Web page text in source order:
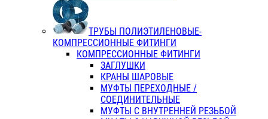
ТРУБЫ ПОЛИЭТИЛЕНОВЫЕ-
КОМПРЕССИОННЫЕ ФИТИНГИ
КОМПРЕССИОННЫЕ ФИТИНГИ
ЗАГЛУШКИ
КРАНЫ ШАРОВЫЕ
МУФТЫ ПЕРЕХОДНЫЕ /
СОЕДИНИТЕЛЬНЫЕ
МУФТЫ С ВНУТРЕННЕЙ РЕЗЬБОЙ